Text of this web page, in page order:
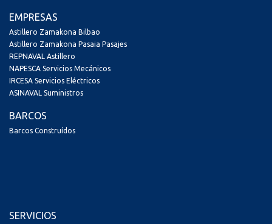
EMPRESAS
Astillero Zamakona Bilbao
Astillero Zamakona Pasaia Pasajes
REPNAVAL Astillero
NAPESCA Servicios Mecánicos
IRCESA Servicios Eléctricos
ASINAVAL Suministros
BARCOS
Barcos Construídos
SERVICIOS